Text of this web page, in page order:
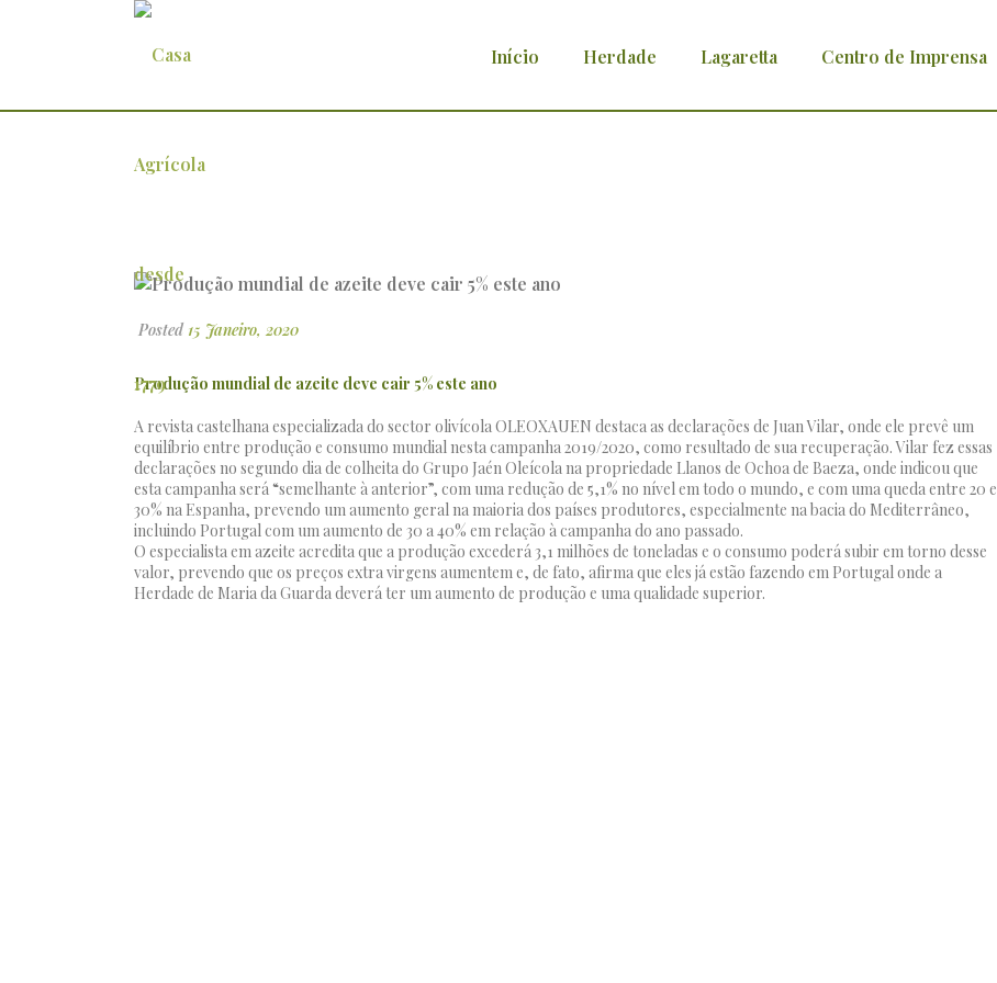
Início Herdade Lagaretta Centro de Imprensa
Produção mundial de azeite deve cair 5% este ano
Posted 15 Janeiro, 2020
Produção mundial de azeite deve cair 5% este ano
A revista castelhana especializada do sector olivícola OLEOXAUEN destaca as declarações de Juan Vilar, onde ele prevê um
equilíbrio entre produção e consumo mundial nesta campanha 2019/2020, como resultado de sua recuperação. Vilar fez essas
declarações no segundo dia de colheita do Grupo Jaén Oleícola na propriedade Llanos de Ochoa de Baeza, onde indicou que
esta campanha será “semelhante à anterior”, com uma redução de 5,1% no nível em todo o mundo, e com uma queda entre 20 e
30% na Espanha, prevendo um aumento geral na maioria dos países produtores, especialmente na bacia do Mediterrâneo,
incluindo Portugal com um aumento de 30 a 40% em relação à campanha do ano passado.
O especialista em azeite acredita que a produção excederá 3,1 milhões de toneladas e o consumo poderá subir em torno desse
valor, prevendo que os preços extra virgens aumentem e, de fato, afirma que eles já estão fazendo em Portugal onde a
Herdade de Maria da Guarda deverá ter um aumento de produção e uma qualidade superior.